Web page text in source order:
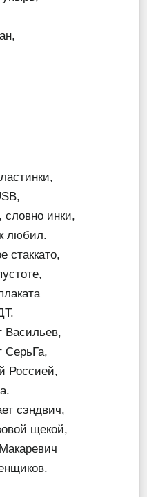
словно инки,
любил.
стаккато,
Васильев,
СерьГа,
Россией,
сэндвич,
щекой,